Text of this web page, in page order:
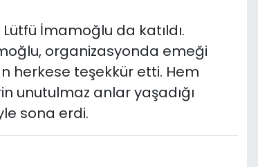
İmamoğlu da katıldı.
organizasyonda emeği
herkese teşekkür etti. Hem
unutulmaz anlar yaşadığı
sona erdi.